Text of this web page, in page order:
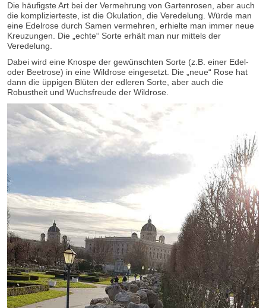
Die häufigste Art bei der Vermehrung von Gartenrosen, aber auch
die komplizierteste, ist die Okulation, die Veredelung. Würde man
eine Edelrose durch Samen vermehren, erhielte man immer neue
Kreuzungen. Die „echte“ Sorte erhält man nur mittels der
Veredelung.
Dabei wird eine Knospe der gewünschten Sorte (z.B. einer Edel-
oder Beetrose) in eine Wildrose eingesetzt. Die „neue“ Rose hat
dann die üppigen Blüten der edleren Sorte, aber auch die
Robustheit und Wuchsfreude der Wildrose.